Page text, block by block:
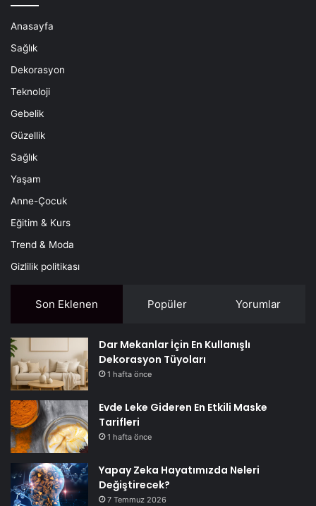
Anasayfa
Sağlık
Dekorasyon
Teknoloji
Gebelik
Güzellik
Sağlık
Yaşam
Anne-Çocuk
Eğitim & Kurs
Trend & Moda
Gizlilik politikası
Son Eklenen Popüler Yorumlar
Dar Mekanlar İçin En Kullanışlı
Dekorasyon Tüyoları
1 hafta önce
Evde Leke Gideren En Etkili Maske
Tarifleri
1 hafta önce
Yapay Zeka Hayatımızda Neleri
Değiştirecek?
7 Temmuz 2026